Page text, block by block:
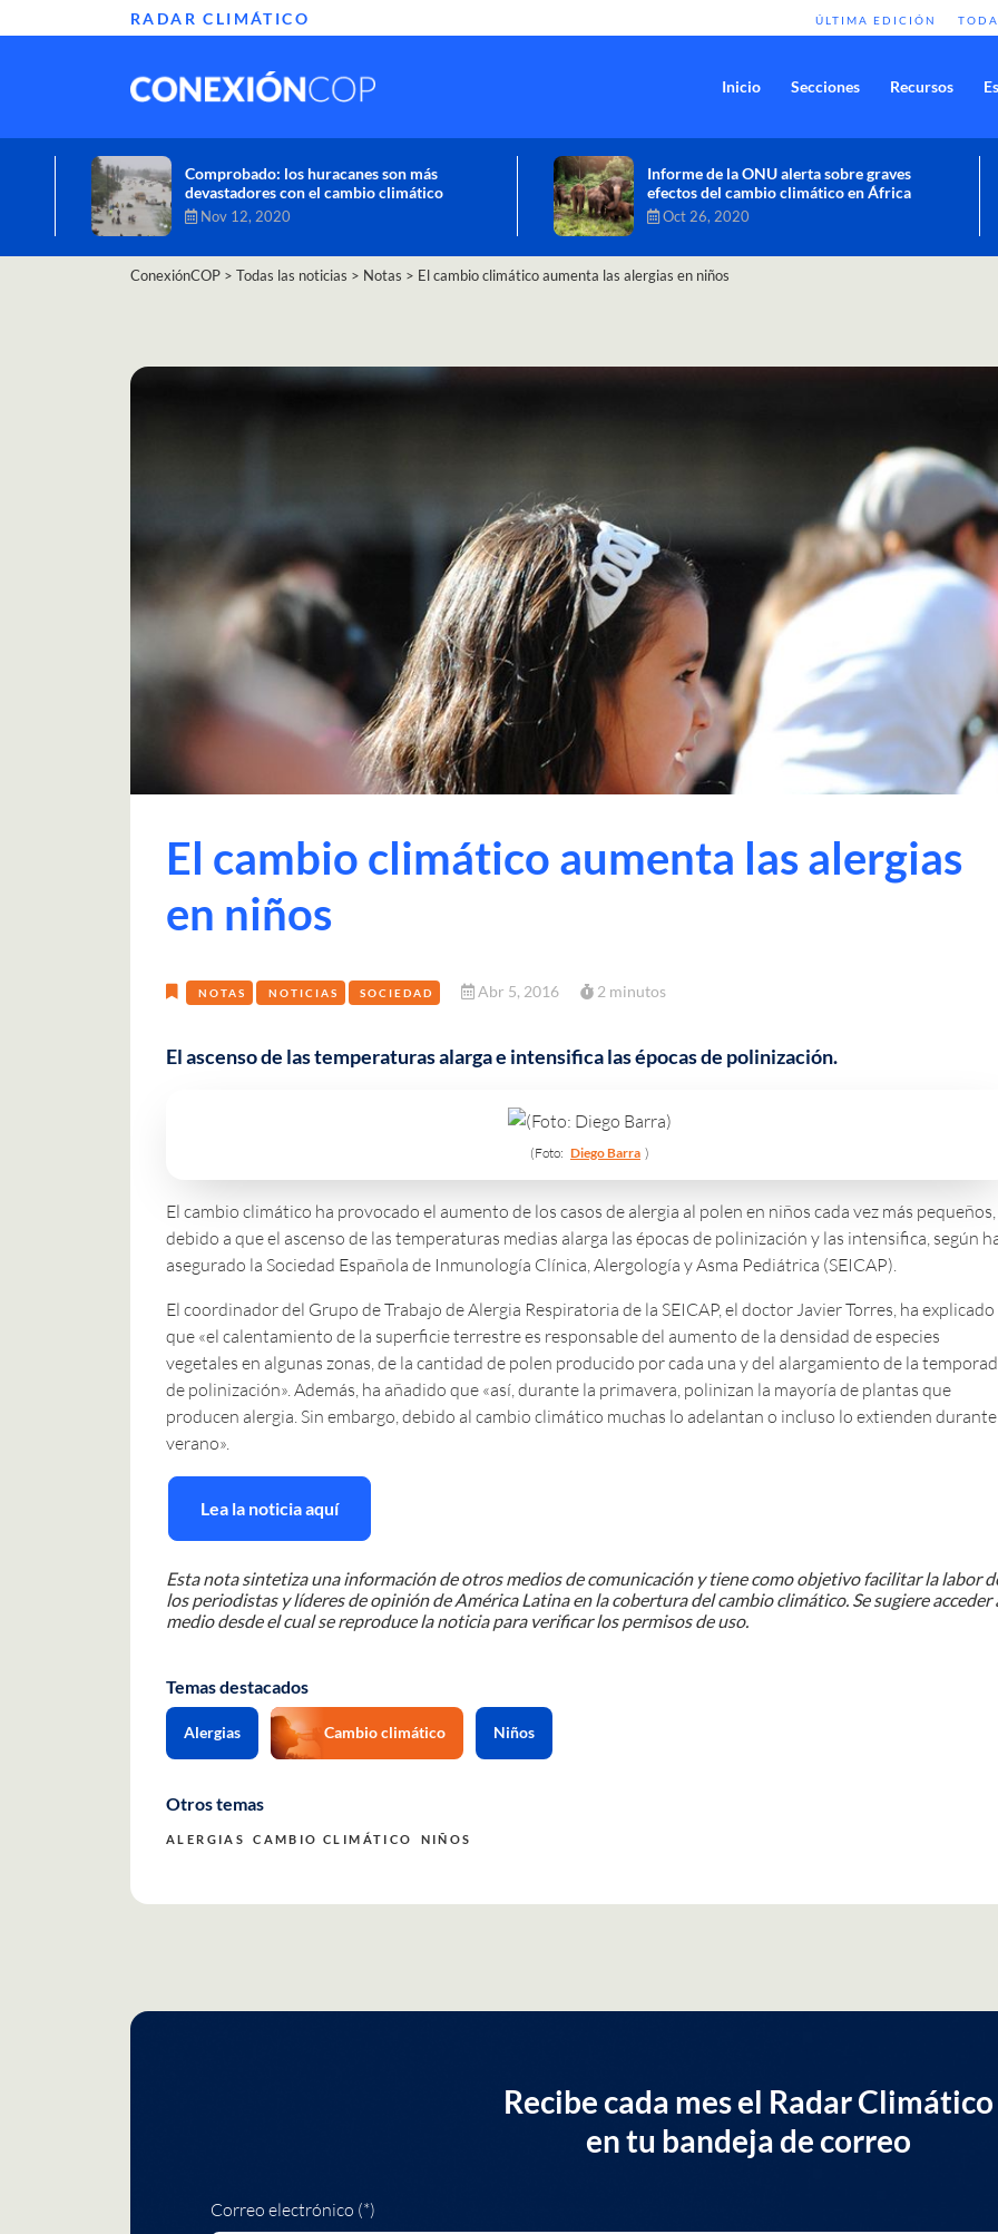
RADAR CLIMÁTICO ÚLTIMA EDICIÓN
Inicio Secciones Recursos
Informe de la ONU alerta sobre graves
efectos del cambio climático en África
Oct 26, 2020
Comisión de Alto Nivel de Cambio
Climático aprueba nueva ambición
climática del Perú
Dic 16, 2020
ConexiónCOP > Todas las noticias > Notas > El cambio climático aumenta las alergias en niños
El cambio climático aumenta las alergias
en niños
NOTAS NOTICIAS SOCIEDAD Abr 5, 2016 2 minutos
El ascenso de las temperaturas alarga e intensifica las épocas de polinización.
(Foto: Diego Barra )
El cambio climático ha provocado el aumento de los casos de alergia al polen en niños cada vez más pequeños,
debido a que el ascenso de las temperaturas medias alarga las épocas de polinización y las intensifica, según
asegurado la Sociedad Española de Inmunología Clínica, Alergología y Asma Pediátrica (SEICAP).
El coordinador del Grupo de Trabajo de Alergia Respiratoria de la SEICAP, el doctor Javier Torres, ha explicado
que «el calentamiento de la superficie terrestre es responsable del aumento de la densidad de especies
vegetales en algunas zonas, de la cantidad de polen producido por cada una y del alargamiento de la
de polinización». Además, ha añadido que «así, durante la primavera, polinizan la mayoría de plantas que
producen alergia. Sin embargo, debido al cambio climático muchas lo adelantan o incluso lo extienden
verano».
Lea la noticia aquí
Esta nota sintetiza una información de otros medios de comunicación y tiene como objetivo facilitar la labor
los periodistas y líderes de opinión de América Latina en la cobertura del cambio climático. Se sugiere acceder
medio desde el cual se reproduce la noticia para verificar los permisos de uso.
Temas destacados
Alergias Cambio climático Niños
Otros temas
ALERGIAS CAMBIO CLIMÁTICO NIÑOS
Recibe cada mes el Radar Climático
en tu bandeja de correo
Correo electrónico (*)